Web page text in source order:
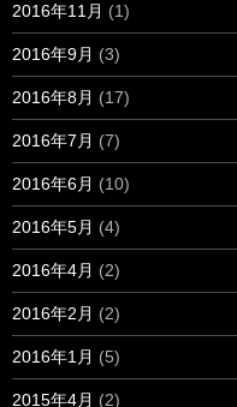
2016年11月 (1)
2016年9月 (3)
2016年8月 (17)
2016年7月 (7)
2016年6月 (10)
2016年5月 (4)
2016年4月 (2)
2016年2月 (2)
2016年1月 (5)
2015年4月 (2)